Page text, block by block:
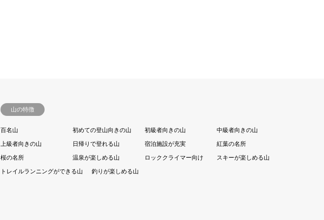
山の特徴
百名山 初めての登山向きの山 初級者向きの山
中級者向きの山
上級者向きの山
日帰りで登れる山 宿泊施設が充実
紅葉の名所
桜の名所
温泉が楽しめる山 ロッククライマー向け
スキーが楽しめる山
トレイルランニングができる山
釣りが楽しめる山